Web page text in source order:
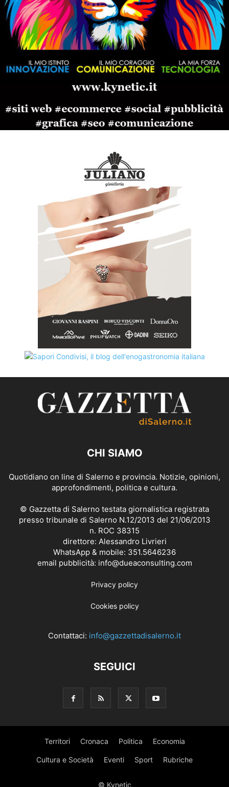
CHI SIAMO
Quotidiano on line di Salerno e provincia. Notizie, opinioni,
approfondimenti, politica e cultura.
© Gazzetta di Salerno testata giornalistica registrata
presso tribunale di Salerno N.12/2013 del 21/06/2013
n. ROC 38315
direttore: Alessandro Livrieri
WhatsApp & mobile: 351.5646236
email pubblicità: info@dueaconsulting.com
Privacy policy
Cookies policy
Contattaci: info@gazzettadisalerno.it
SEGUICI
Territori Cronaca Politica Economia
Cultura e Società Eventi Sport Rubriche
© Kynetic